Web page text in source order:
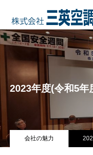
HOME
COMPANY
事業内容
会社概要・沿革・所在地
経営理念
2023年度(令和5年
会社の魅力